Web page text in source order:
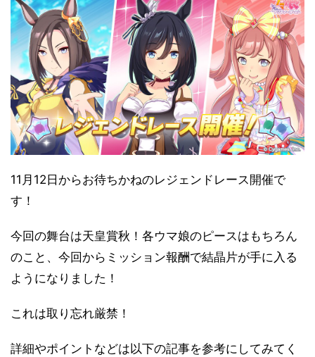
11月12日からお待ちかねのレジェンドレース開催で
す！
今回の舞台は天皇賞秋！各ウマ娘のピースはもちろん
のこと、今回からミッション報酬で結晶片が手に入る
ようになりました！
これは取り忘れ厳禁！
詳細やポイントなどは以下の記事を参考にしてみてく